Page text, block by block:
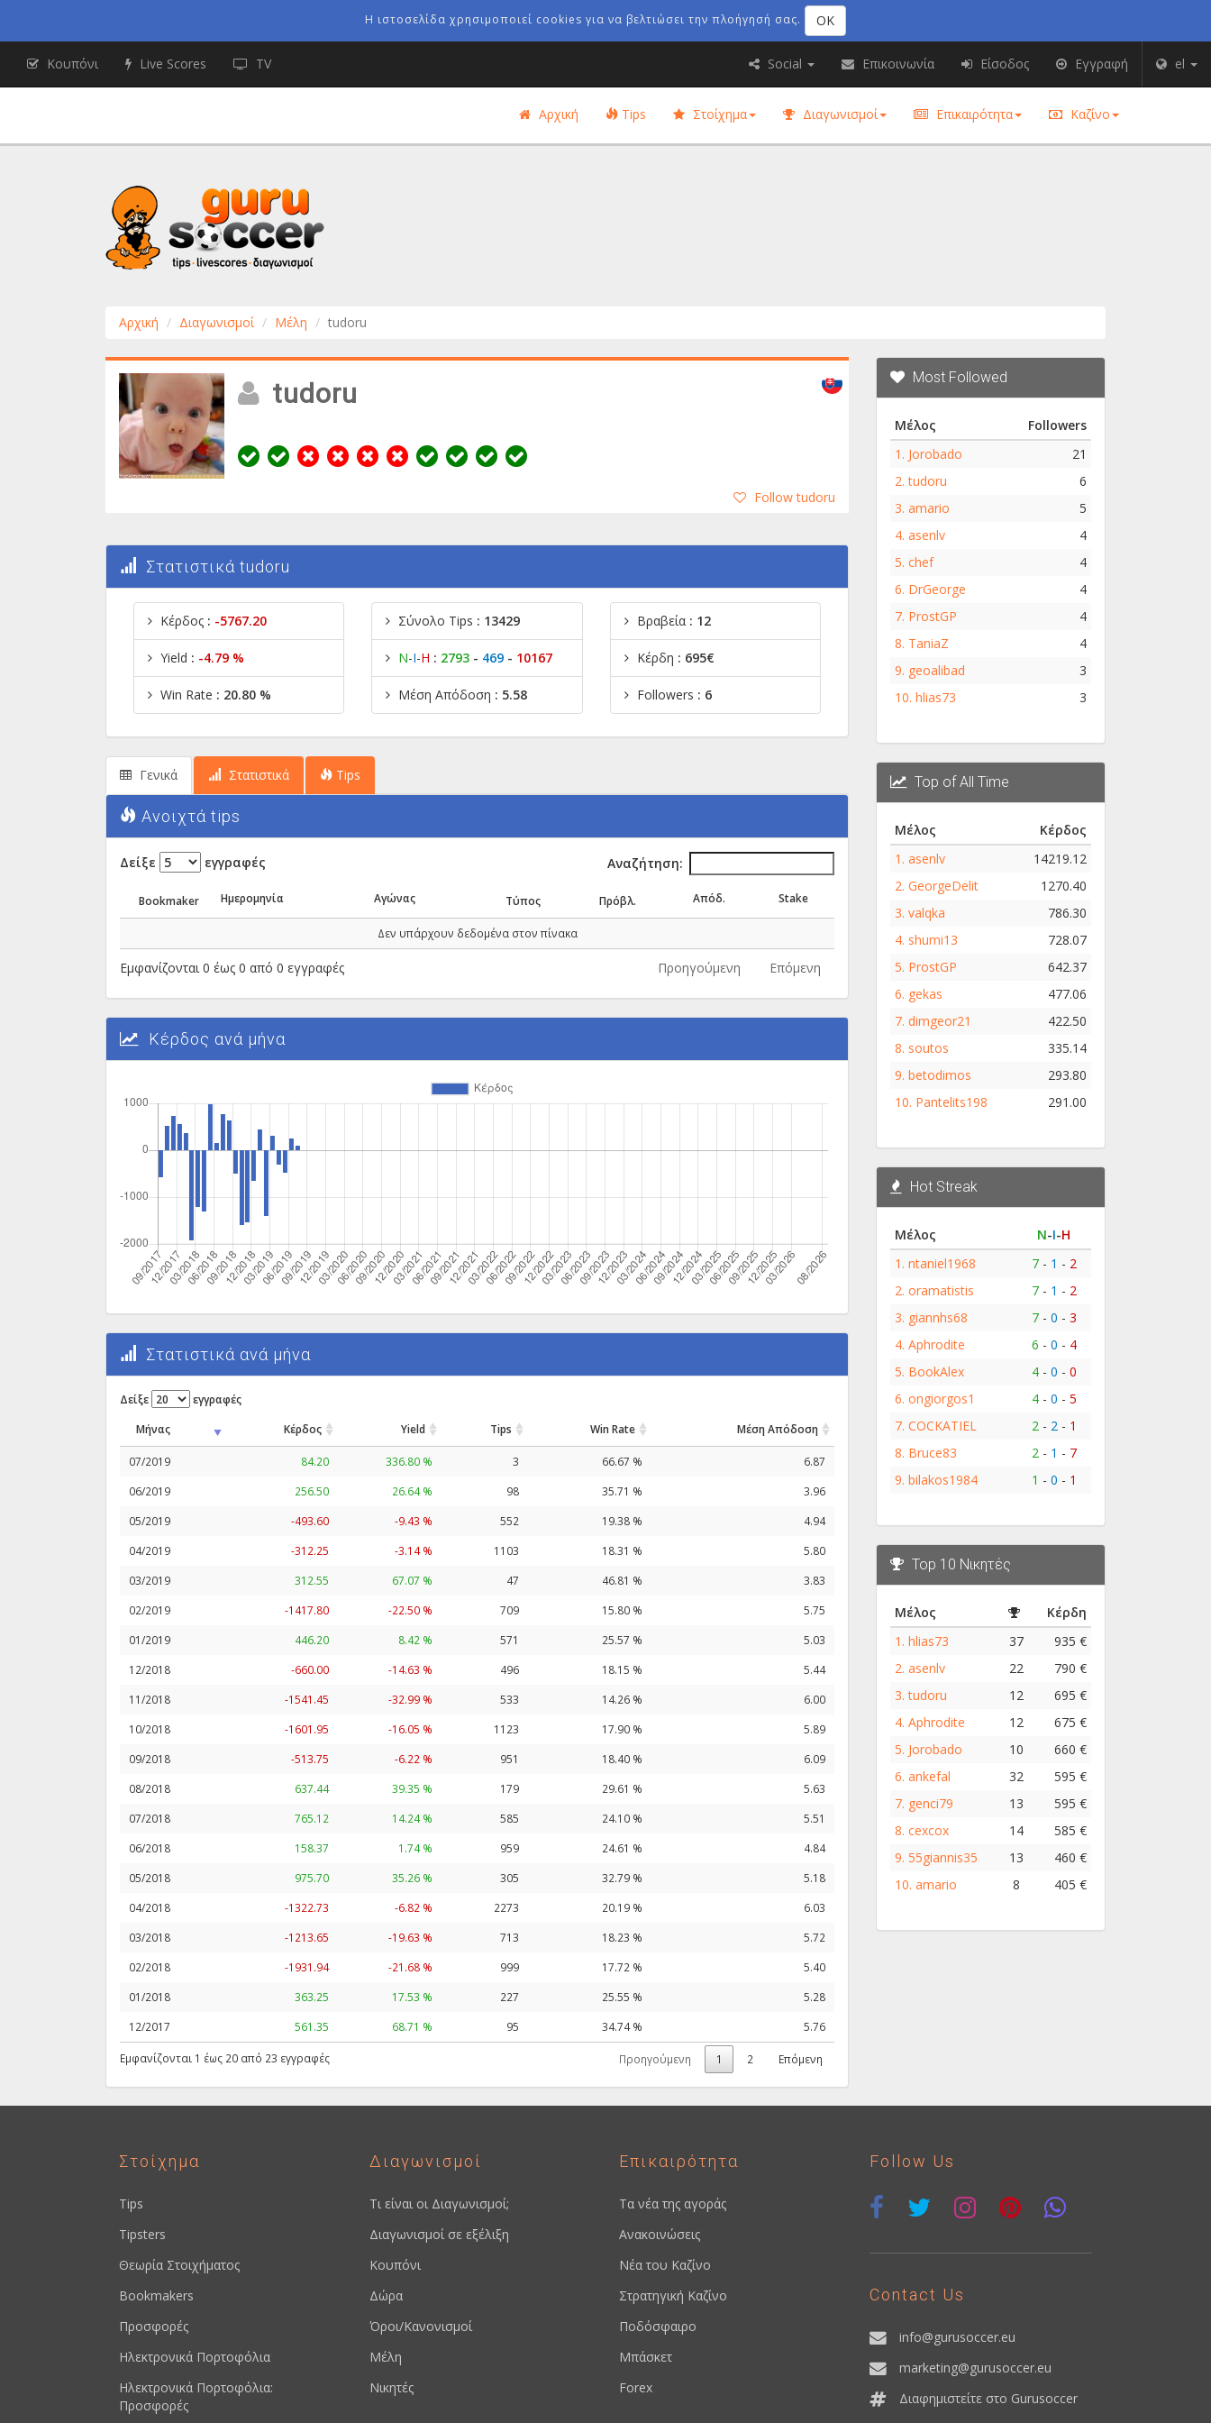
Η ιστοσελίδα χρησιμοποιεί cookies για να βελτιώσει την πλοήγησή σας. OK
Αρχική Tips Στοίχημα Διαγωνισμοί Επικαιρότητα Καζίνο
Αρχική Διαγωνισμοί Μέλη tudoru
tudoru Slovakia
Follow tudoru
Στατιστικά tudoru
Κέρδος : -5767.20
Yield : -4.79 %
Win Rate : 20.80 %
Σύνολο Tips : 13429
Ν-Ι-Η : 2793 - 469 - 10167
Μέση Απόδοση : 5.58
Βραβεία : 12
Κέρδη : 695€
Followers : 6
Γενικά Στατιστικά Tips
Ανοιχτά tips
Δείξε εγγραφές Αναζήτηση:
Bookmaker Ημερομηνία Αγώνας Τύπος Πρόβλ. Απόδ. Stake
Δεν υπάρχουν δεδομένα στον πίνακα
Εμφανίζονται 0 έως 0 από 0 εγγραφές Προηγούμενη Επόμενη
Κέρδος ανά μήνα
Στατιστικά ανά μήνα
Δείξε εγγραφές
Μήνας Κέρδος Yield Tips Win Rate Μέση Απόδοση
07/2019 84.20 336.80 % 3 66.67 % 6.87
06/2019 256.50 26.64 % 98 35.71 % 3.96
05/2019 -493.60 -9.43 % 552 19.38 % 4.94
04/2019 -312.25 -3.14 % 1103 18.31 % 5.80
03/2019 312.55 67.07 % 47 46.81 % 3.83
02/2019 -1417.80 -22.50 % 709 15.80 % 5.75
01/2019 446.20 8.42 % 571 25.57 % 5.03
12/2018 -660.00 -14.63 % 496 18.15 % 5.44
11/2018 -1541.45 -32.99 % 533 14.26 % 6.00
10/2018 -1601.95 -16.05 % 1123 17.90 % 5.89
09/2018 -513.75 -6.22 % 951 18.40 % 6.09
08/2018 637.44 39.35 % 179 29.61 % 5.63
07/2018 765.12 14.24 % 585 24.10 % 5.51
06/2018 158.37 1.74 % 959 24.61 % 4.84
05/2018 975.70 35.26 % 305 32.79 % 5.18
04/2018 -1322.73 -6.82 % 2273 20.19 % 6.03
03/2018 -1213.65 -19.63 % 713 18.23 % 5.72
02/2018 -1931.94 -21.68 % 999 17.72 % 5.40
01/2018 363.25 17.53 % 227 25.55 % 5.28
12/2017 561.35 68.71 % 95 34.74 % 5.76
Εμφανίζονται 1 έως 20 από 23 εγγραφές Προηγούμενη 1 2 Επόμενη
Most Followed
Μέλος
Followers
1. Jorobado
21
2.tudoru
6
3. amario
5
4. asenlv
4
5. chef
4
6. DrGeorge
4
7. ProstGP
4
8. TaniaZ
4
9. geoalibad
3
10. hlias73 3
Top of All Time
Μέλος
Κέρδος
1. asenlv
14219.12
2. GeorgeDelit
1270.40
3. valqka
786.30
4. shumi13
728.07
5. ProstGP
642.37
6. gekas
477.06
7. dimgeor21
422.50
8. soutos
335.14
9. betodimos
293.80
10. Pantelits198 291.00
Hot Streak
Μέλος Ν-Ι-Η
1. ntaniel1968 7- 1 - 2
2. oramatistis 7- 1 - 2
3. giannhs68 7- 0 - 3
4. Aphrodite 6 - 0 - 4
5. BookAlex 4- 0 - 0
6. ongiorgos1 4- 0 - 5
7. COCKATIEL 2- 2- 1
8. Bruce83 2- 1 - 7
9. bilakos1984 1 - 0 - 1
Top 10 Νικητές
Μέλος
Κέρδη
1. hlias73 37
935 €
2. asenlv 22
790 €
3.tudoru 12
695 €
4. Aphrodite 12
675 €
5. Jorobado 10
660 €
6. ankefal 32
595 €
7. genci79 13
595 €
8. cexcox 14
585 €
9. 55giannis35 13
460 €
10. amario 8 405 €
Στοίχημα
Tips
Tipsters
Θεωρία Στοιχήματος
Bookmakers
Προσφορές
Ηλεκτρονικά Πορτοφόλια
Ηλεκτρονικά Πορτοφόλια:
Προσφορές
Διαγωνισμοί
Τι είναι οι Διαγωνισμοί;
Διαγωνισμοί σε εξέλιξη
Κουπόνι
Δώρα
Όροι/Κανονισμοί
Μέλη
Νικητές
Επικαιρότητα
Τα νέα της αγοράς
Ανακοινώσεις
Νέα του Καζίνο
Στρατηγική Καζίνο
Ποδόσφαιρο
Μπάσκετ
Forex
Follow Us
Contact Us
info@gurusoccer.eu
marketing@gurusoccer.eu
Διαφημιστείτε στο Gurusoccer
Social Επικοινωνία Είσοδος Εγγραφή el
Κουπόνι Live Scores TV